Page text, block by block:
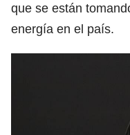
que se están
energía en el país.